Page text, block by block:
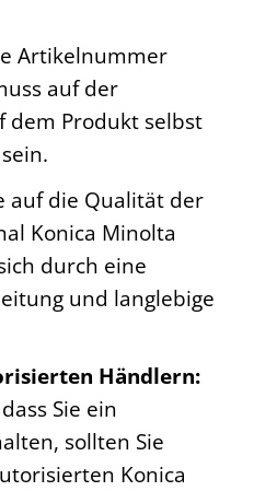
Artikelnummer
auf der
dem Produkt selbst
auf die Qualität der
Konica Minolta
durch eine
und langlebige
Händlern:
Sie ein
sollten Sie
Konica